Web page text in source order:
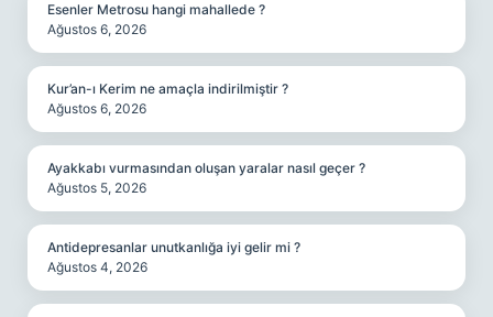
Esenler Metrosu hangi mahallede ?
Ağustos 6, 2026
Kur’an-ı Kerim ne amaçla indirilmiştir ?
Ağustos 6, 2026
Ayakkabı vurmasından oluşan yaralar nasıl geçer ?
Ağustos 5, 2026
Antidepresanlar unutkanlığa iyi gelir mi ?
Ağustos 4, 2026